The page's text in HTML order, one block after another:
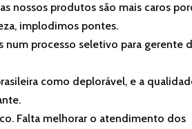
nossos produtos são mais caros
implodimos pontes.
processo seletivo para gerente
como deplorável, e a
Falta melhorar o atendimento dos